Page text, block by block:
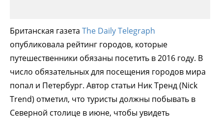
Британская газета The Daily Telegraph
опубликовала рейтинг городов, которые
путешественники обязаны посетить в 2016 году. В
число обязательных для посещения городов мира
попал и Петербург. Автор статьи Ник Тренд (Nick
Trend) отметил, что туристы должны побывать в
Северной столице в июне, чтобы увидеть